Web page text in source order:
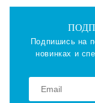
Подпишись на
новинках и